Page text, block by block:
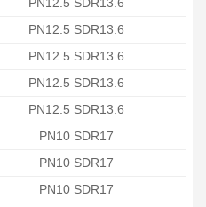
PN12.5 SDR13.6
PN12.5 SDR13.6
PN12.5 SDR13.6
PN12.5 SDR13.6
PN10 SDR17
PN10 SDR17
PN10 SDR17